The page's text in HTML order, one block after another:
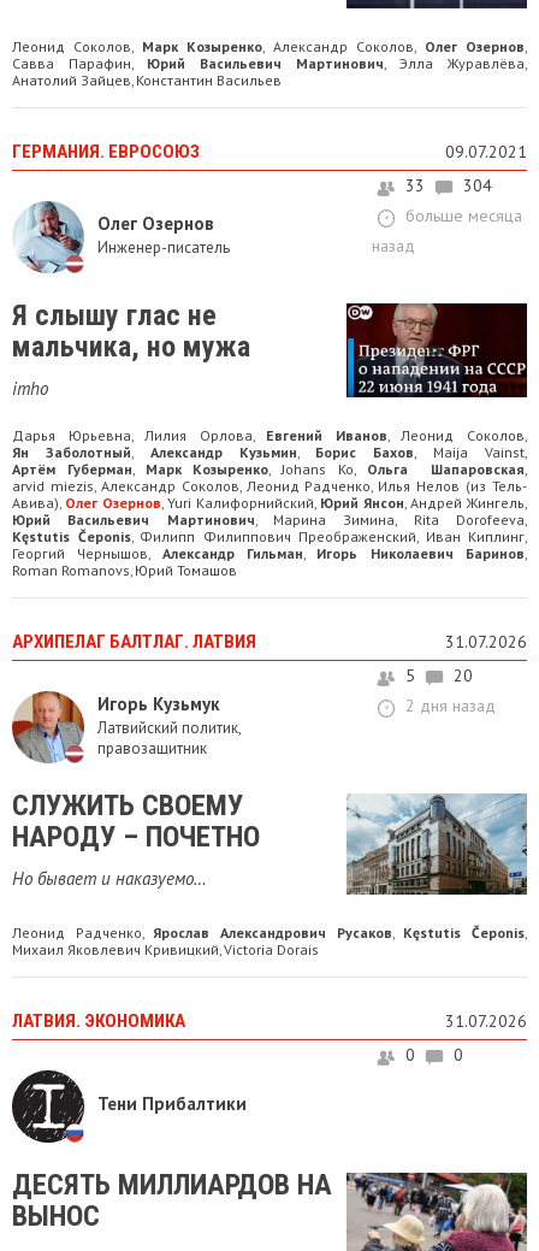
Леонид Соколов Марк Козыренко Александр Соколов Олег Озернов
Савва Парафин Юрий Васильевич Мартинович Элла Журавлёва
Анатолий Зайцев Константин Васильев
ГЕРМАНИЯ. ЕВРОСОЮЗ 09.07.2021
Олег Озернов
Инженер-писатель
33
304
больше месяца
назад
Я слышу глас не
мальчика, но мужа
imho
Дарья Юрьевна Лилия Орлова Евгений Иванов Леонид Соколов
Ян Заболотный Александр Кузьмин Борис Бахов Maija Vainst
Артём Губерман Марк Козыренко Johans Ko Ольга Шапаровская
arvid miezis Александр Соколов Леонид Радченко Илья Нелов (из Тель-
Авива) Олег Озернов Yuri Калифорнийский Юрий Янсон Андрей Жингель
Юрий Васильевич Мартинович Марина Зимина Rita Dorofeeva
Kęstutis Čeponis, Филипп Филиппович Преображенский Иван Киплинг
Георгий Чернышов Александр Гильман Игорь Николаевич Баринов
Roman Romanovs Юрий Томашов
АРХИПЕЛАГ БАЛТЛАГ. ЛАТВИЯ 31.07.2026
Игорь Кузьмук
Латвийский политик,
правозащитник
5
20
2 дня назад
СЛУЖИТЬ СВОЕМУ
НАРОДУ – ПОЧЕТНО
Но бывает и наказуемо…
Леонид Радченко,Ярослав Александрович Русаков, Kęstutis Čeponis,
Михаил Яковлевич Кривицкий,Victoria Dorais
ЛАТВИЯ. ЭКОНОМИКА 31.07.2026
Тени Прибалтики
0 0
ДЕСЯТЬ МИЛЛИАРДОВ НА
ВЫНОС